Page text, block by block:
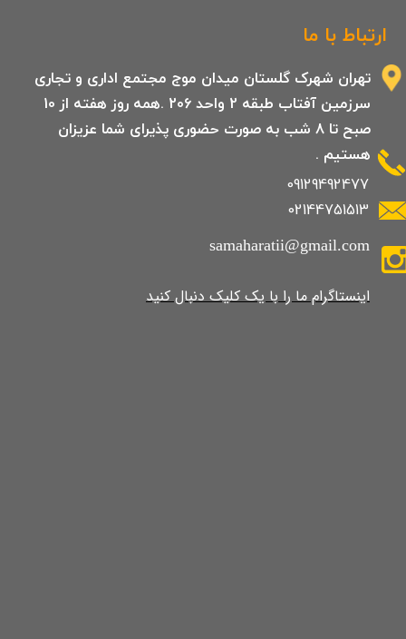
ارتباط با ما
09129492477
02144751513
تهران شهرک گلستان میدان موج مجتمع اداری و تجاری
سرزمین آفتاب طبقه 2 واحد 206 .همه روز هفته از 10
صبح تا 8 شب به صورت حضوری پذیرای شما عزیزان
هستیم .
samaharatii@gmail.com
​​​​​​​​​اینستاگرام ما را با یک کلیک دنبال کنید